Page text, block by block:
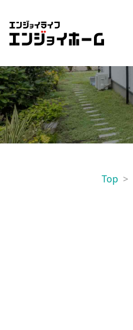
エンジョイホーム
Top